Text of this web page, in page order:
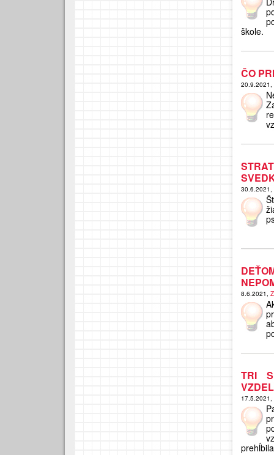
škole.
ČO
20.9.2021,
30.6.2021,
8.6.2021,
TRI
17.5.2021,